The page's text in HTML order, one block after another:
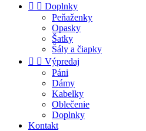
  Doplnky
Peňaženky
Opasky
Šatky
Šály a čiapky
  Výpredaj
Páni
Dámy
Kabelky
Oblečenie
Doplnky
Kontakt